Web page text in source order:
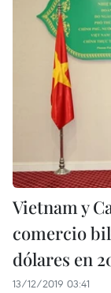
Vietnam y
comercio
dólares en
13/12/2019 03:41